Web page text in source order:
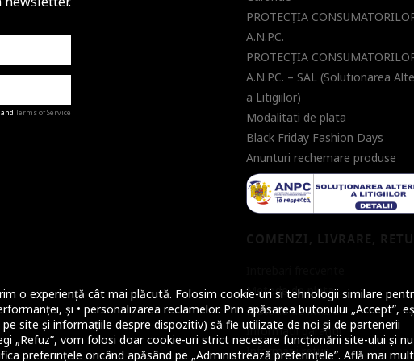
o experiență cât mai plăcută. Folosim cookie-uri si tehnologii similare
și • personalizarea reclamelor. Prin apăsarea butonului „Accept”,
site și informațiile despre dispozitiv) să fie utilizate de noi și de partenerii
„Refuz”, vom folosi doar cookie-uri strict necesare funcționării site-ului și nu
preferințele oricând apăsând pe „Administrează preferințele”. Află mai
and Terms of Service
PROTECŢIA
A.N.P.C.
PROTECŢIA
A.N.P.C. – SAL (Solutionarea
a Litigiilor)
Modalitati de plata
Black Friday Fashion Days
Anunturi rechemare produse
COMENZI, LIVRARE,
Metode de plata
Metode de livrare
Informatii garantii
Informatii retur